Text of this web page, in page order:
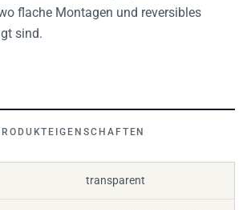
flache Montagen und reversibles
sind.
transparent